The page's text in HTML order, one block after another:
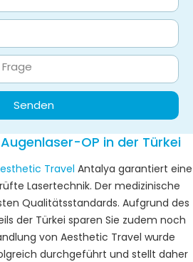
Senden
OP in der Türkei
Travel Antalya garantiert eine
Lasertechnik. Der medizinische
Qualitätsstandards. Aufgrund des
der Türkei sparen Sie zudem noch
von Aesthetic Travel wurde
durchgeführt und stellt daher